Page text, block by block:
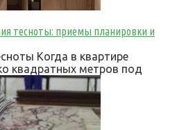
тесноты: приемы планировки и
Когда в квартире
квадратных метров под